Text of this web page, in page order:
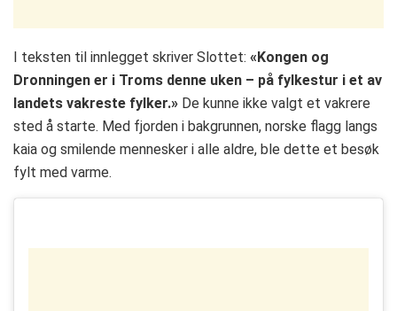
I teksten til innlegget skriver Slottet: «Kongen og
Dronningen er i Troms denne uken – på fylkestur i et av
landets vakreste fylker.» De kunne ikke valgt et vakrere
sted å starte. Med fjorden i bakgrunnen, norske flagg langs
kaia og smilende mennesker i alle aldre, ble dette et besøk
fylt med varme.